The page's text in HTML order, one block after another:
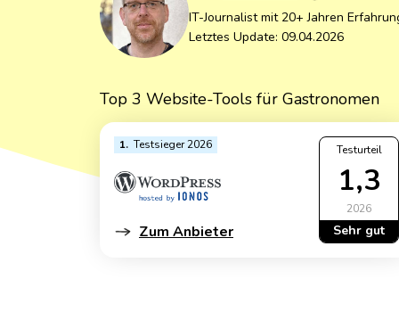
Hotel-
Künstler-
Portfolio-
IT-Journalist mit 20+ Jahren
Letztes Update: 09.04.2026
Top 3 Website-Tools für Gastronomen
1 Testsieger 2026
Zum Anbieter
Testurteil
1,3
2026
Sehr gut